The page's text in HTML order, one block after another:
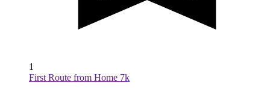
1
First Route from Home 7k